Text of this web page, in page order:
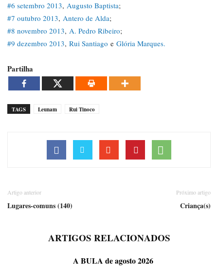
#6 setembro 2013, Augusto Baptista;
#7 outubro 2013, Antero de Alda;
#8 novembro 2013, A. Pedro Ribeiro;
#9 dezembro 2013, Rui Santiago e Glória Marques.
Partilha
TAGS Leunam Rui Tinoco
Artigo anterior
Lugares-comuns (140)
Próximo artigo
Criança(s)
ARTIGOS RELACIONADOS
A BULA de agosto 2026